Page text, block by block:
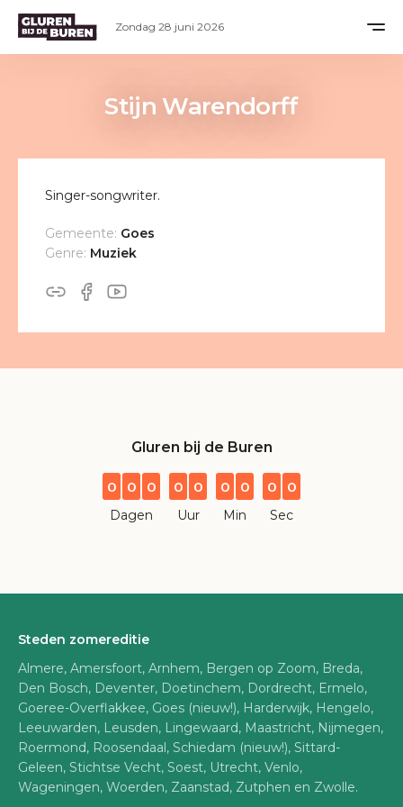
Stijn Warendorff
Singer-songwriter.
Gemeente: Goes
Genre: Muziek
Gluren bij de Buren
0 0 0
Dagen
0 0
Uur
0 0
Min
0 0
Sec
Steden zomereditie
Almere, Amersfoort, Arnhem, Bergen op Zoom, Breda,
Den Bosch, Deventer, Doetinchem, Dordrecht, Ermelo,
Goeree-Overflakkee, Goes (nieuw!), Harderwijk, Hengelo,
Leeuwarden, Leusden, Lingewaard, Maastricht, Nijmegen,
Roermond, Roosendaal, Schiedam (nieuw!), Sittard-
Geleen, Stichtse Vecht, Soest, Utrecht, Venlo,
Wageningen, Woerden, Zaanstad, Zutphen en Zwolle.
Zondag 28 juni 2026